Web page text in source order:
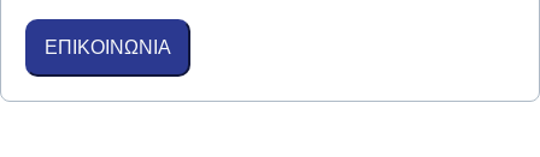
ΕΠΙΚΟΙΝΩΝΙΑ